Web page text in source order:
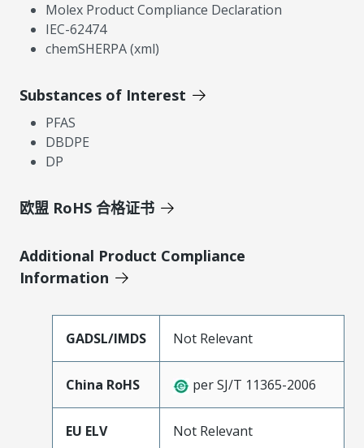
Molex Product Compliance Declaration
IEC-62474
chemSHERPA (xml)
Substances of Interest
PFAS
DBDPE
DP
欧盟 RoHS 合格证书
Additional Product Compliance
Information
GADSL/IMDS Not Relevant
China RoHS per SJ/T 11365-2006
EU ELV Not Relevant